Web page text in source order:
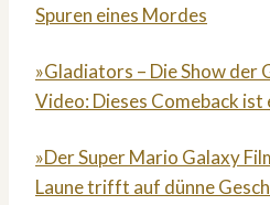
Spuren eines Mordes
»Gladiators – Die Show der
Video: Dieses Comeback
»Der Super Mario Galaxy
Laune trifft auf dünne